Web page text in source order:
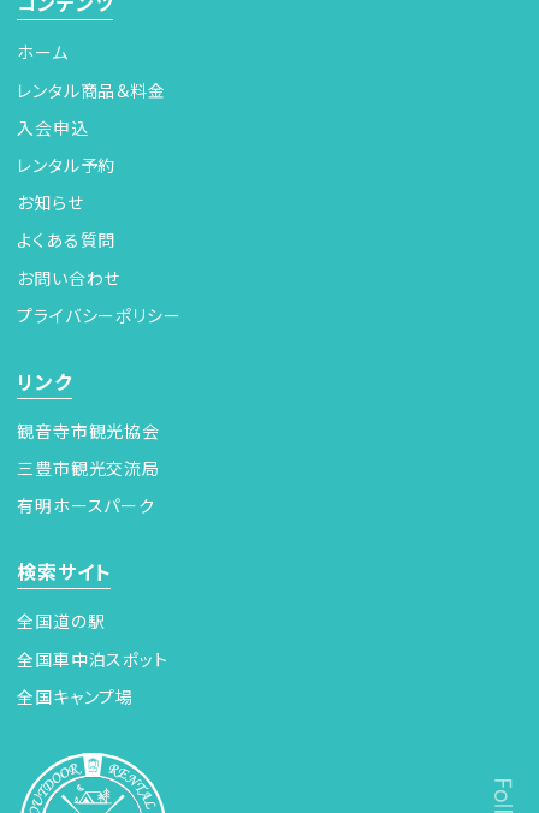
ホーム
レンタル商品＆料金
入会申込
レンタル予約
お知らせ
よくある質問
お問い合わせ
プライバシーポリシー
リンク
観音寺市観光協会
三豊市観光交流局
有明ホースパーク
検索サイト
全国道の駅
全国車中泊スポット
全国キャンプ場